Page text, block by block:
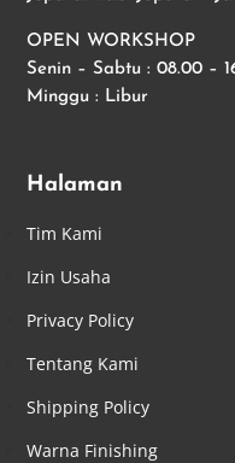
OPEN WORKSHOP
Senin – Sabtu : 08.00 –
Minggu : Libur
Halaman
Tim Kami
Izin Usaha
Privacy Policy
Tentang Kami
Shipping Policy
Warna Finishing